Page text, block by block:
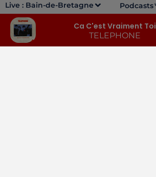
Live : Bain-de-Bretagne Podcasts
Ca C'est Vraiment Toi
TELEPHONE